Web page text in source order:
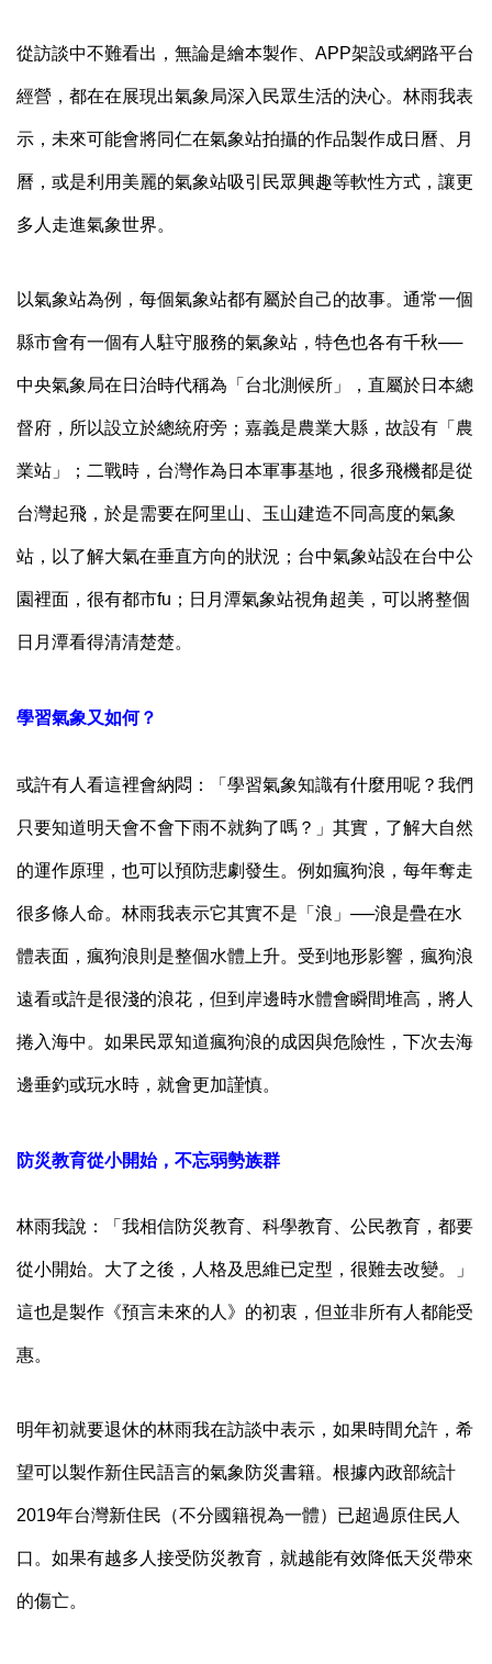
從訪談中不難看出，無論是繪本製作、 APP架設或網路平台
經營，都在在展現出氣象局深入民眾生活的決心。林雨我表
示，未來可能會將同仁在氣象站拍攝的作品製作成日曆、月
曆，或是利用美麗的氣象站吸引民眾興趣等軟性方式，讓更
多人走進氣象世界。
以氣象站為例，每個氣象站都有屬於自己的故事。通常一個
縣市會有一個有人駐守服務的氣象站，特色也各有千秋──
中央氣象局在日治時代稱為「台北測候所」，直屬於日本總
督府，所以設立於總統府旁；嘉義是農業大縣，故設有「農
業站」；二戰時，台灣作為日本軍事基地，很多飛機都是從
台灣起飛，於是需要在阿里山、玉山建造不同高度的氣象
站，以了解大氣在垂直方向的狀況；台中氣象站設在台中公
園裡面，很有都市fu ；日月潭氣象站視角超美，可以將整個
日月潭看得清清楚楚。
學習氣象又如何？
或許有人看這裡會納悶：「學習氣象知識有什麼用呢？我們
只要知道明天會不會下雨不就夠了嗎？」其實，了解大自然
的運作原理，也可以預防悲劇發生。例如瘋狗浪，每年奪走
很多條人命。林雨我表示它其實不是「浪」──浪是疊在水
體表面，瘋狗浪則是整個水體上升。受到地形影響，瘋狗浪
遠看或許是很淺的浪花，但到岸邊時水體會瞬間堆高，將人
捲入海中。如果民眾知道瘋狗浪的成因與危險性，下次去海
邊垂釣或玩水時，就會更加謹慎。
防災教育從小開始，不忘弱勢族群
林雨我說：「我相信防災教育、科學教育、公民教育，都要
從小開始。大了之後，人格及思維已定型，很難去改變。」
這也是製作《預言未來的人》的初衷，但並非所有人都能受
惠。
明年初就要退休的林雨我在訪談中表示，如果時間允許，希
望可以製作新住民語言的氣象防災書籍。根據內政部統計
2019年台灣新住民（不分國籍視為一體）已超過原住民人
口。如果有越多人接受防災教育，就越能有效降低天災帶來
的傷亡。